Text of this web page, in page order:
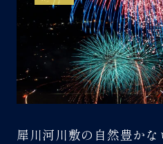
犀川河川敷の自然豊か